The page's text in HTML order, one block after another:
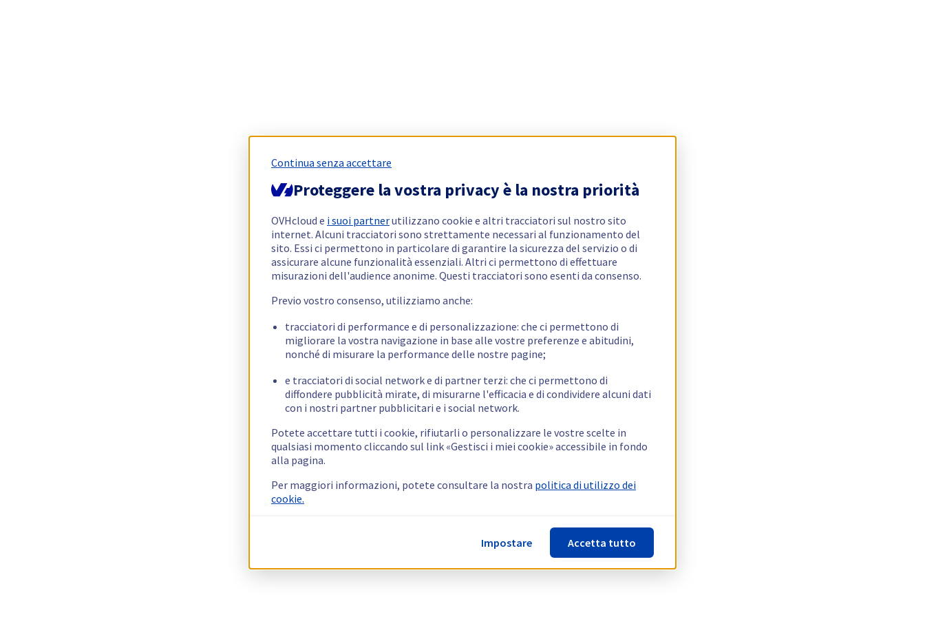
Continua senza accettare
Proteggere la vostra privacy è la nostra priorità
OVHcloud e i suoi partnerutilizzano cookie e altri tracciatori sul nostro sito
internet. Alcuni tracciatori sono strettamente necessari al funzionamento del
sito. Essi ci permettono in particolare di garantire la sicurezza del servizio o di
assicurare alcune funzionalità essenziali. Altri ci permettono di effettuare
misurazioni dell'audience anonime. Questi tracciatori sono esenti da consenso.
Previo vostro consenso, utilizziamo anche:
tracciatori di performance e di personalizzazione: che ci permettono di
migliorare la vostra navigazione in base alle vostre preferenze e abitudini,
nonché di misurare la performance delle nostre pagine;
e tracciatori di social network e di partner terzi: che ci permettono di
diffondere pubblicità mirate, di misurarne l'efficacia e di condividere alcuni dati
con i nostri partner pubblicitari e i social network.
Potete accettare tutti i cookie, rifiutarli o personalizzare le vostre scelte in
qualsiasi momento cliccando sul link «Gestisci i miei cookie» accessibile in fondo
alla pagina.
Per maggiori informazioni, potete consultare la nostra politica di utilizzo dei
cookie.
Impostare Accetta tutto